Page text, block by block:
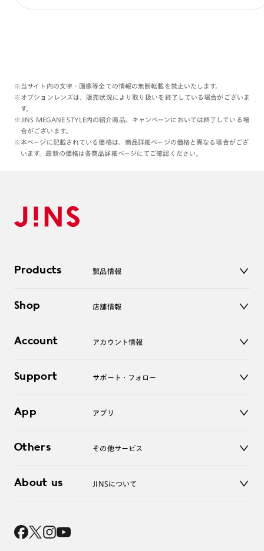
※当サイト内の文字・画像等全ての情報の無断転載を禁止いたします。
※オプションレンズは、販売状況により取り扱いを終了している場合がございま
す。
※JINS MEGANE STYLE内の紹介商品、キャンペーンにおいては終了している場
合がございます。
※本ページに記載されている価格は、商品詳細ページの価格と異なる場合がござ
います。最新の価格は各商品詳細ページにてご確認ください。
Products 製品情報
サングラス
コンタクトレンズ
アクセサリー
Shop 店舗情報
オンラインショップ
Account アカウント情報
ログアウト
Support サポート・フォロー
よくあるご質問
お問い合わせ
App アプリ
Others その他サービス
レンズ交換
About us JINSについて
採用情報